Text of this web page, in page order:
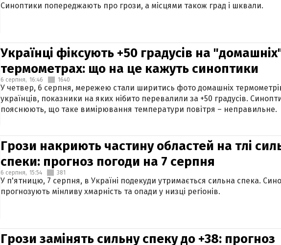
Синоптики попереджають про грози, а місцями також град і шквали.
Українці фіксують +50 градусів на
термометрах: що на це кажуть синоптики
6 серпня, 16:46 1640
У четвер, 6 серпня, мережею стали ширитись фото домашніх
українців, показники на яких нібито перевалили за +50 градусів.
пояснюють, що таке вимірювання температури повітря – неправильне.
Грози накриють частину областей на тлі
спеки: прогноз погоди на 7 серпня
6 серпня, 15:54 381
У п'ятницю, 7 серпня, в Україні подекуди утримається сильна спека.
прогнозують мінливу хмарність та опади у низці регіонів.
Грози замінять сильну спеку до +38: прогноз